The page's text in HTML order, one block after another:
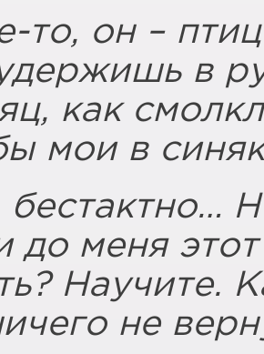
то, он –
в
как
мои в
бестактно…
до меня этот
Научите.
не